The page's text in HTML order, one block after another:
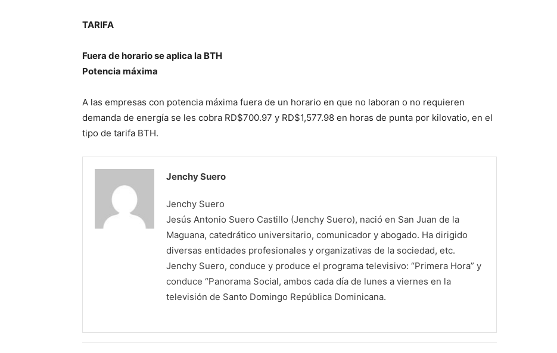
TARIFA
Fuera de horario se aplica la BTH
Potencia máxima
A las empresas con po­tencia máxima fuera de un horario en que no la­boran o no requieren
demanda de energía se les cobra RD$700.97 y RD$1,577.98 en horas de punta por kilovatio, en el
tipo de tarifa BTH.
Jenchy Suero
Jenchy Suero
Jesús Antonio Suero Castillo (Jenchy Suero), nació en San Juan de la
Maguana, catedrático universitario, comunicador y abogado. Ha dirigido
diversas entidades profesionales y organizativas de la sociedad, etc.
Jenchy Suero, conduce y produce el programa televisivo: “Primera Hora” y
conduce “Panorama Social, ambos cada día de lunes a viernes en la
televisión de Santo Domingo República Dominicana.